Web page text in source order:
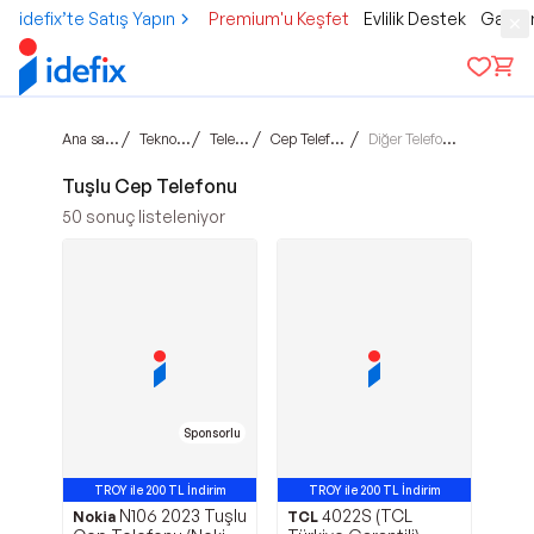
idefix’te Satış Yapın Premium'u Keşfet Evlilik Destek
Ana sayfa / Teknoloji / Telefon / Cep Telefonu / Diğer Telefonlar
Tuşlu Cep Telefonu
50 sonuç listeleniyor
Sponsorlu
TROY ile 200 TL İndirim
Alışveriş Kredisine Uygun
Nokia N106 2023 Tuşlu
TROY ile 200 TL İndirim
Alışveriş Kredisine Uygun
TCL 4022S (TCL